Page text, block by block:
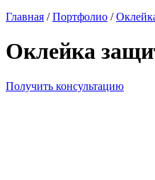
Главная /Портфолио /
Оклейка
Получить консультацию